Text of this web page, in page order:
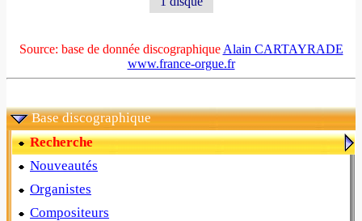
Source: base de donnée discographique Alain CARTAYRADE
www.france-orgue.fr
Base discographique
Recherche
Nouveautés
Organistes
Compositeurs